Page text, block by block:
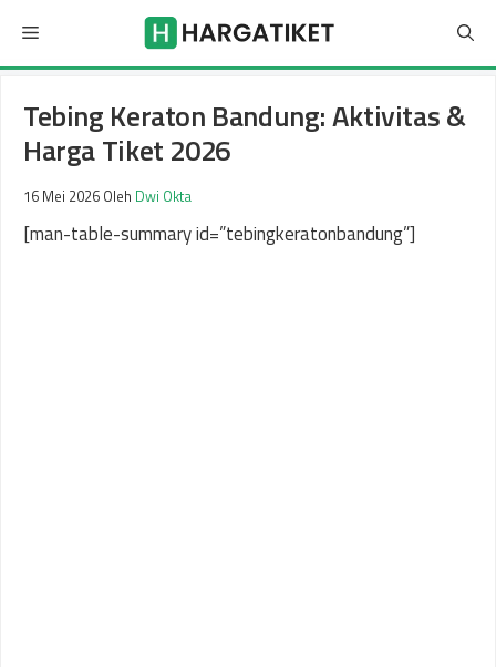
isi
Menu
Tebing Keraton Bandung: Aktivitas &
Harga Tiket 2026
16 Mei 2026 Oleh Dwi Okta
[man-table-summary id=”tebingkeratonbandung”]